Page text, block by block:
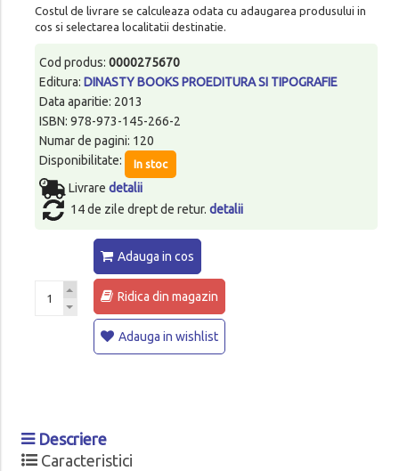
Costul de livrare se calculeaza odata cu adaugarea produsului in
cos si selectarea localitatii destinatie.
Cod produs: 0000275670
Editura: DINASTY BOOKS PROEDITURA SI TIPOGRAFIE
Data aparitie: 2013
ISBN: 978-973-145-266-2
Numar de pagini: 120
Disponibilitate:
In stoc
Livrare detalii
14 de zile drept de retur. detalii
Adauga in cos
Ridica din magazin
Adauga in wishlist
Descriere
Caracteristici